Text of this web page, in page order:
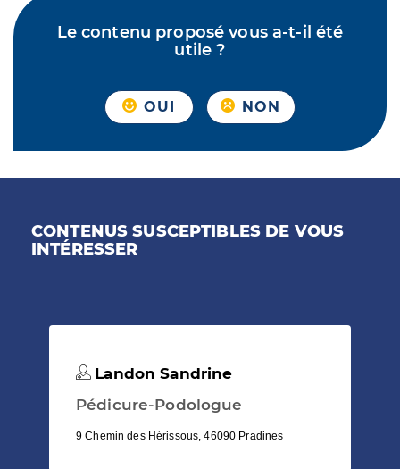
Le contenu proposé vous a-t-il été
utile ?
OUI NON
CONTENUS SUSCEPTIBLES DE VOUS
INTÉRESSER
Landon Sandrine
Pédicure-Podologue
9 Chemin des Hérissous, 46090 Pradines